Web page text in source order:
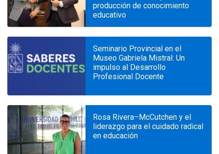
producción de conocimiento
educativo
Seminario Provincial en el
Museo Gabriela Mistral: Un
impulso al Desarrollo
Profesional Docente
Rosa Rivera–McCutchen y el
liderazgo para el cuidado radical
en educación